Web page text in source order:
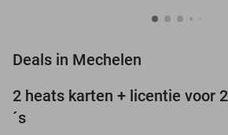
Deals in Mechelen
2 heats karten + licentie voor
´s